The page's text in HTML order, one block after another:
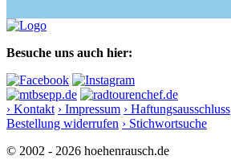
Besuche uns auch hier:
› Kontakt › Impressum › Haftungsausschluss
Bestellung widerrufen › Stichwortsuche
© 2002 - 2026 hoehenrausch.de